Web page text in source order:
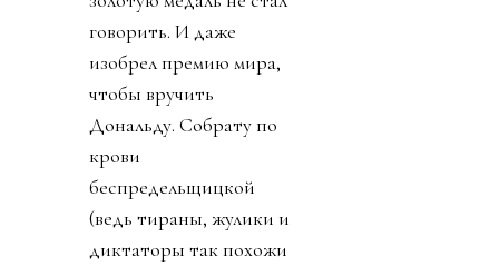
говорить. И даже
изобрел премию мира,
чтобы вручить
Дональду. Собрату по
крови
беспредельщицкой
(ведь тираны, жулики и
диктаторы так похожи